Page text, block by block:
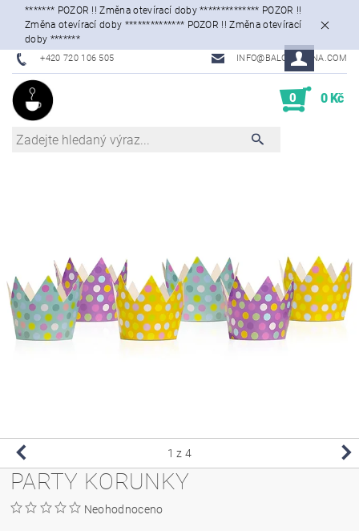
******* POZOR !! Změna otevírací doby ************** POZOR !!
Změna otevírací doby ************** POZOR !! Změna otevírací
doby *******
+420 720 106 505 INFO@BALONKARNA.COM
0 0 Kč
1 z 4
PARTY KORUNKY
Neohodnoceno